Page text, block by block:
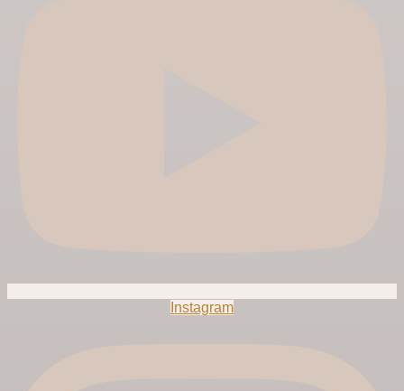
Instagram